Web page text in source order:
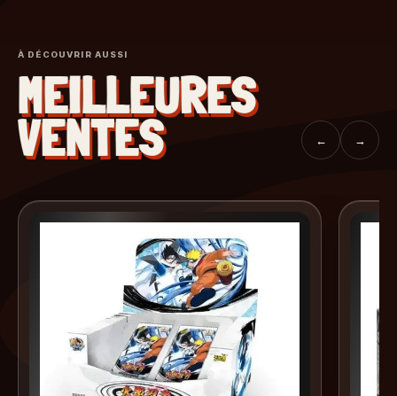
À DÉCOUVRIR AUSSI
MEILLEURES
VENTES ← →